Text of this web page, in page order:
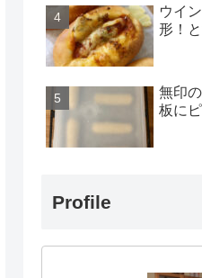
ウイ
形！
無印
板に
Profile